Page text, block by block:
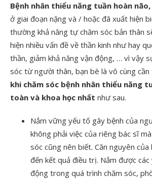
Bệnh nhân thiểu năng tuần hoàn não,
ở giai đoạn nặng và / hoặc đã xuất hiện
thường khả năng tự chăm sóc bản thân
hiện nhiều vấn đề về thần kinh như hay
thần, giảm khả năng vận động, … vì vậy
sóc từ người thân, bạn bè là vô cùng
khi chăm sóc bệnh nhân thiểu năng
toàn và khoa học nhất như sau.
Nắm vững yếu tố gây bệnh của
không phải việc của riêng bác sĩ
sóc cũng nên biết. Căn nguyên
đến kết quả điều trị. Nắm được
động trong quá trình chăm sóc,